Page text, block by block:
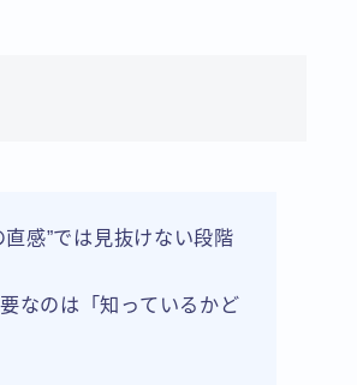
感”では見抜けない段階
なのは「知っているかど